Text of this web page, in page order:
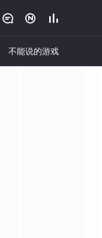
  
不能说的游戏